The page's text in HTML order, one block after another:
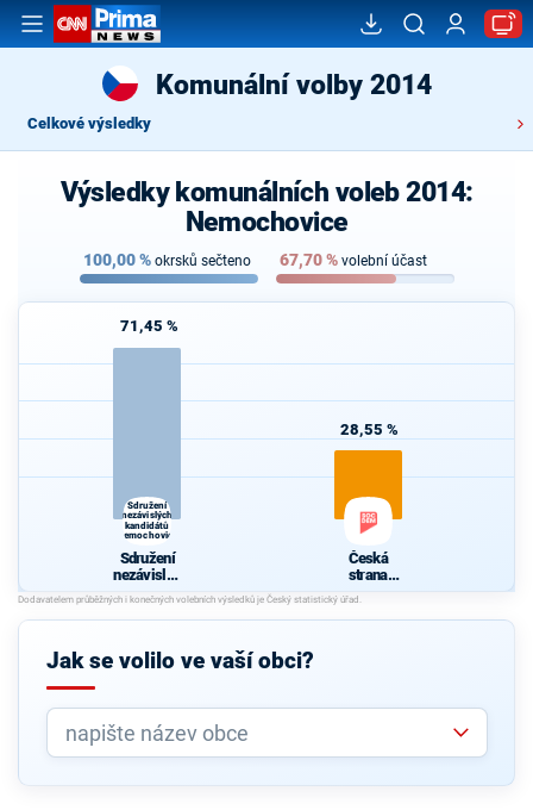
Komunální volby 2014
Celkové výsledky
Výsledky komunálních voleb 2014:
Nemochovice
100,00% okrsků sečteno 67,70% volební účast
71,45 %
Sdružení
nezávislých
kandidátů
Nemochovice
Sdružení
nezávislýc
kandidátů
Nemochov
28,55 %
Česká
strana
sociálně
demokrati
cká
Jak se volilo ve vaší obci?